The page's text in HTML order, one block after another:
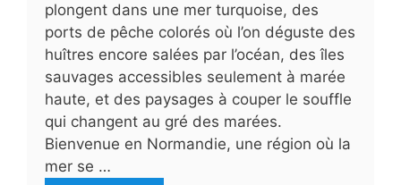
plongent dans une mer turquoise, des
ports de pêche colorés où l’on déguste des
huîtres encore salées par l’océan, des îles
sauvages accessibles seulement à marée
haute, et des paysages à couper le souffle
qui changent au gré des marées.
Bienvenue en Normandie, une région où la
mer se …